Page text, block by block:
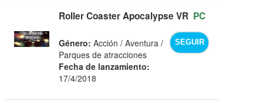
Roller Coaster Apocalypse VR PC
SEGUIR
Género: Acción / Aventura /
Parques de atracciones
Fecha de lanzamiento:
17/4/2018